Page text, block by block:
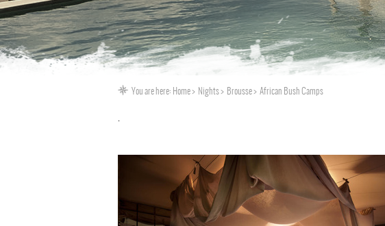
You are here: Home Nights Brousse African Bush Camps
.